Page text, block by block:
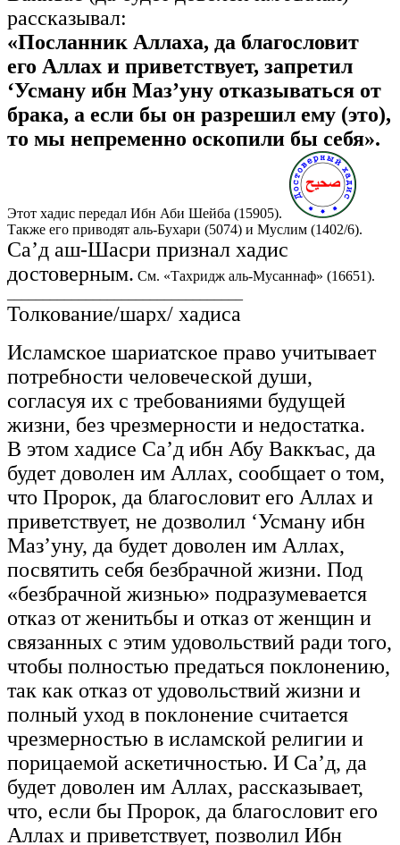
рассказывал:
«Посланник Аллаха, да благословит
его Аллах и приветствует, запретил
‘Усману ибн Маз’уну отказываться от
брака, а если бы он разрешил ему (это),
то мы непременно оскопили бы себя».
Этот хадис передал Ибн Аби Шейба (15905).
Также его приводят аль-Бухари (5074) и Муслим (1402/6).
Са’д аш-Шасри признал хадис
достоверным. См. «Тахридж аль-Мусаннаф» (16651).
Толкование/шарх/ хадиса
Исламское шариатское право учитывает
потребности человеческой души,
согласуя их с требованиями будущей
жизни, без чрезмерности и недостатка.
В этом хадисе Са’д ибн Абу Ваккъас, да
будет доволен им Аллах, сообщает о том,
что Пророк, да благословит его Аллах и
приветствует, не дозволил ‘Усману ибн
Маз’уну, да будет доволен им Аллах,
посвятить себя безбрачной жизни. Под
«безбрачной жизнью» подразумевается
отказ от женитьбы и отказ от женщин и
связанных с этим удовольствий ради того,
чтобы полностью предаться поклонению,
так как отказ от удовольствий жизни и
полный уход в поклонение считается
чрезмерностью в исламской религии и
порицаемой аскетичностью. И Са’д, да
будет доволен им Аллах, рассказывает,
что, если бы Пророк, да благословит его
Аллах и приветствует, позволил Ибн